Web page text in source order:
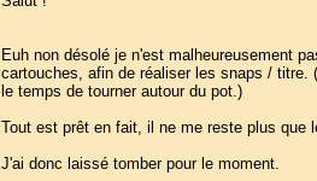
Euh non désolé je n'est malheureusement
cartouches, afin de réaliser les snaps /
le temps de tourner autour du pot.)
Tout est prêt en fait, il ne me reste plus que
J'ai donc laissé tomber pour le moment.